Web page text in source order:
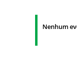
Nenhum